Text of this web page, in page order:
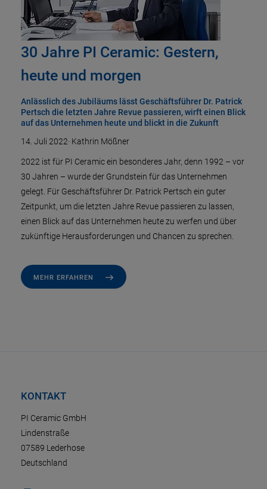
30 Jahre PI Ceramic: Gestern,
heute und morgen
Anlässlich des Jubiläums lässt Geschäftsführer Dr. Patrick
Pertsch die letzten Jahre Revue passieren, wirft einen Blick
auf das Unternehmen heute und blickt in die Zukunft
14. Juli 2022· Kathrin Mößner
2022 ist für PI Ceramic ein besonderes Jahr, denn 1992 – vor
30 Jahren – wurde der Grundstein für das Unternehmen
gelegt. Für Geschäftsführer Dr. Patrick Pertsch ein guter
Zeitpunkt, um die letzten Jahre Revue passieren zu lassen,
einen Blick auf das Unternehmen heute zu werfen und über
zukünftige Herausforderungen und Chancen zu sprechen.
MEHR ERFAHREN
KONTAKT
PI Ceramic GmbH
Lindenstraße
07589 Lederhose
Deutschland